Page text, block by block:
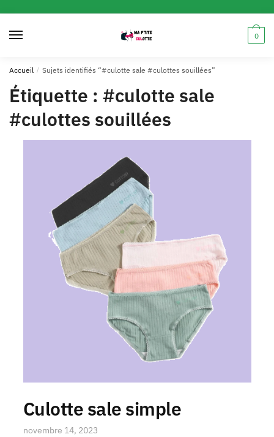
0
Accueil / Sujets identifiés “#culotte sale #culottes souillées”
Étiquette : #culotte sale
#culottes souillées
Culotte sale simple
novembre 14, 2023